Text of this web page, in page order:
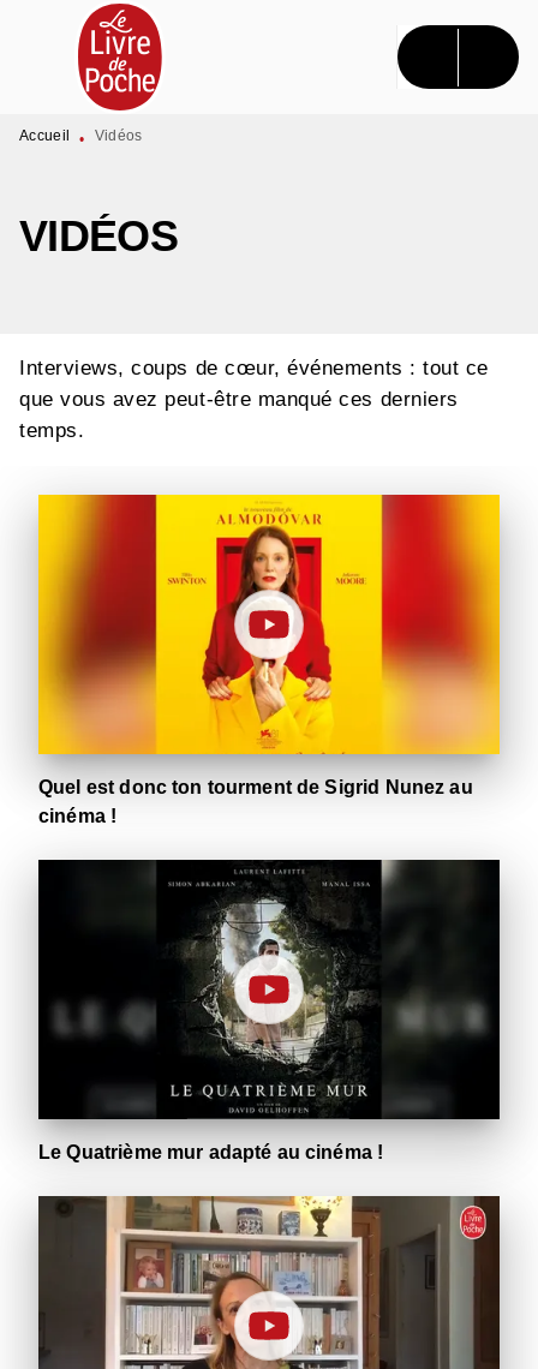
MENU RECHERCHE CONTENU
PIED DE PAGE
Accueil • Vidéos
VIDÉOS
Interviews, coups de cœur, événements : tout ce
que vous avez peut-être manqué ces derniers
temps.
Quel est donc ton tourment de Sigrid Nunez au
cinéma !
Le Quatrième mur adapté au cinéma !